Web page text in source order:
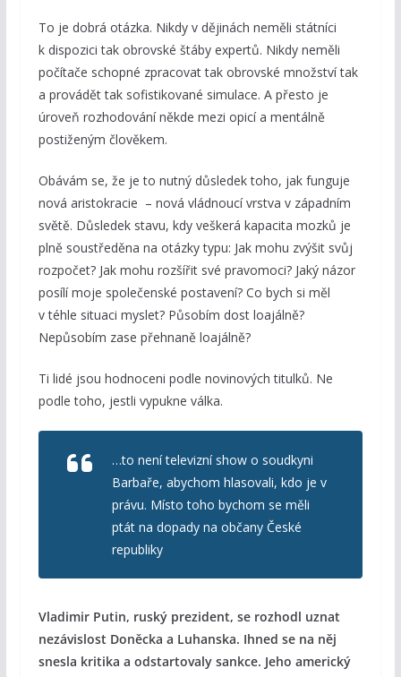
To je dobrá otázka. Nikdy v dějinách neměli státníci
k dispozici tak obrovské štáby expertů. Nikdy neměli
počítače schopné zpracovat tak obrovské množství tak
a provádět tak sofistikované simulace. A přesto je
úroveň rozhodování někde mezi opicí a mentálně
postiženým člověkem.
Obávám se, že je to nutný důsledek toho, jak funguje
nová aristokracie – nová vládnoucí vrstva v západním
světě. Důsledek stavu, kdy veškerá kapacita mozků je
plně soustředěna na otázky typu: Jak mohu zvýšit svůj
rozpočet? Jak mohu rozšířit své pravomoci? Jaký názor
posílí moje společenské postavení? Co bych si měl
v téhle situaci myslet? Působím dost loajálně?
Nepůsobím zase přehnaně loajálně?
Ti lidé jsou hodnoceni podle novinových titulků. Ne
podle toho, jestli vypukne válka.
…to není televizní show o soudkyni
Barbaře, abychom hlasovali, kdo je v
právu. Místo toho bychom se měli
ptát na dopady na občany České
republiky
Vladimir Putin, ruský prezident, se rozhodl uznat
nezávislost Doněcka a Luhanska. Ihned se na něj
snesla kritika a odstartovaly sankce. Jeho americký